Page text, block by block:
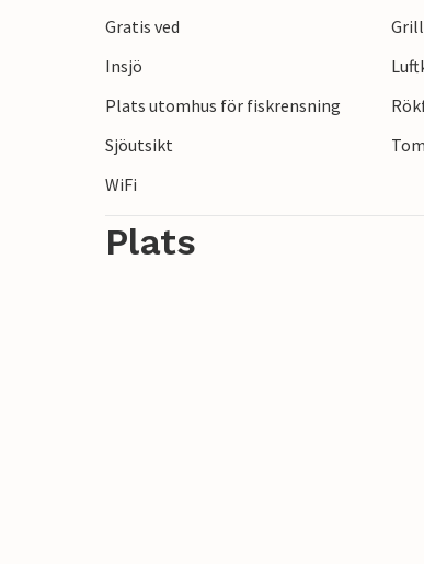
Björkön är hem för många
jordgubbar på Råsta Bär
Röhammars gårdsbutik. Utforska
staden Örebro.
Gratis ved
Grill
Insjö
Plats utomhus för fiskrensning
Sjöutsikt
WiFi
Plats